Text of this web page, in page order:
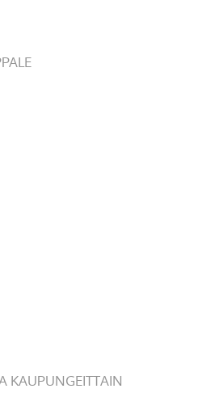
KAUPUNGEITTAIN